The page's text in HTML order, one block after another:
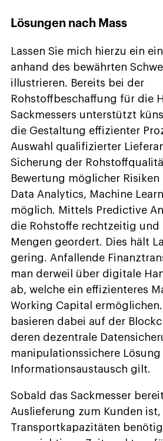
Lösungen nach Mass
Lassen Sie mich hierzu ein
anhand des bewährten
illustrieren. Bereits bei der
Rohstoffbeschaffung für die
Sackmessers unterstützt
die Gestaltung effizienter
Auswahl qualifizierter
Sicherung der
Bewertung möglicher
Data Analytics, Machine
möglich. Mittels Predictive
die Rohstoffe rechtzeitig
Mengen geordert. Dies hält
gering. Anfallende
man derweil über digitale
ab, welche ein effizienteres
Working Capital
basieren dabei auf der
deren dezentrale
manipulationssichere
Informationsaustausch gilt.
Sobald das Sackmesser
Auslieferung zum Kunden ist,
Transportkapazitäten